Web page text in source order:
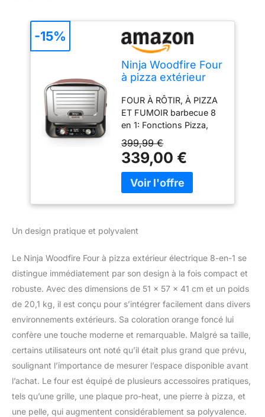
Ninja Woodfire Four
à pizza extérieur
OO101EU
FOUR À RÔTIR, À PIZZA
ET FUMOIR barbecue 8
en 1: Fonctions Pizza,
Rôtissoire Max.,
Rôtissoire Gourmet,
Chaleur Dessus, Four,
Fumoir, Déshydratation,
et Maintien au Chaud.
D'ARTISAN: pizzas en
Réglages artisanale, fine,
New York, Deep Pan,
calzone et réglages
perso. Inclut une pierre à
pizza. (*N'inclut pas de
temps de préchauffage,
cuite à 370°C) CHALEUR
ÉLEVÉE 370°C: inspiré
par les four en briques,
sifflant, noir, brûlant.
Chaleur électrique très
élevée pour un contrôle
total de la température,
399,99 €
339,00 €
-15%
Un design pratique et polyvalent
Le Ninja Woodfire Four à pizza extérieur électrique 8-en-1 se
distingue immédiatement par son design à la fois compact et
robuste. Avec des dimensions de 51 x 57 x 41 cm et un poids
de 20,1 kg, il est conçu pour s’intégrer facilement dans divers
environnements extérieurs. Sa coloration orange foncé lui
confère une touche moderne et remarquable. Malgré sa taille,
certains utilisateurs ont noté qu’il était plus grand que prévu,
soulignant l’importance de mesurer l’espace disponible avant
l’achat. Le four est équipé de plusieurs accessoires pratiques,
tels qu’une grille, une plaque pro-heat, une pierre à pizza, et
une pelle, qui augmentent considérablement sa polyvalence.